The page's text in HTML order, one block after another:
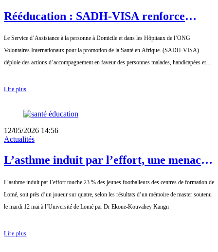
Rééducation : SADH-VISA renforce
Le Service d’Assistance à la personne à Domicile et dans les Hôpitaux de l’ONG
Volontaires Internationaux pour la promotion de la Santé en Afrique. (SADH-VISA)
déploie des actions d’accompagnement en faveur des personnes malades, handicapées et
Lire plus
12/05/2026 14:56
Actualités
L’asthme induit par l’effort, une menace
togolais
L’asthme induit par l’effort touche 23 % des jeunes footballeurs des centres de formation de
Lomé, soit près d’un joueur sur quatre, selon les résultats d’un mémoire de master soutenu
le mardi 12 mai à l’Université de Lomé par Dr Ekoue-Kouvahey Kangn
Lire plus